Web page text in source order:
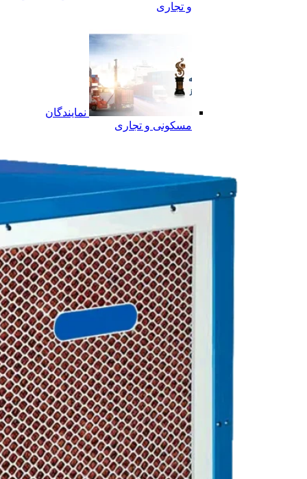
و تجاری
نمایندگان
مسکونی و تجاری